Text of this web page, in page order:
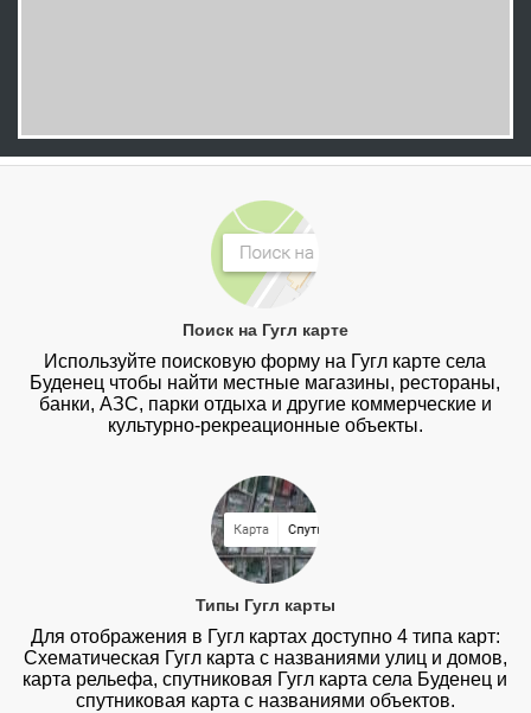
Поиск на Гугл карте
Используйте поисковую форму на Гугл карте села
Буденец чтобы найти местные магазины, рестораны,
банки, АЗС, парки отдыха и другие коммерческие и
культурно-рекреационные объекты.
Типы Гугл карты
Для отображения в Гугл картах доступно 4 типа карт:
Схематическая Гугл карта с названиями улиц и домов,
карта рельефа, спутниковая Гугл карта села Буденец и
спутниковая карта с названиями объектов.